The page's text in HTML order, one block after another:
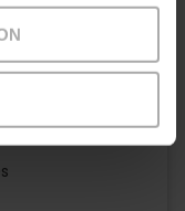
l'Albufera